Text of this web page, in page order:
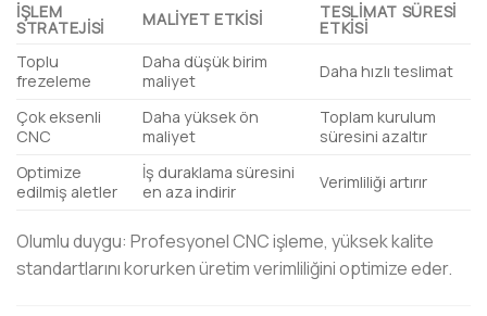
İŞLEM
STRATEJISI MALIYET ETKISI TESLIMAT SÜRESI
ETKISI
Toplu
frezeleme
Daha düşük birim
maliyet
Daha hızlı teslimat
Çok eksenli
CNC
Daha yüksek ön
maliyet
Toplam kurulum
süresini azaltır
Optimize
edilmiş aletler
İş duraklama süresini
en aza indirir
Verimliliği artırır
Olumlu duygu: Profesyonel CNC işleme, yüksek kalite
standartlarını korurken üretim verimliliğini optimize eder.